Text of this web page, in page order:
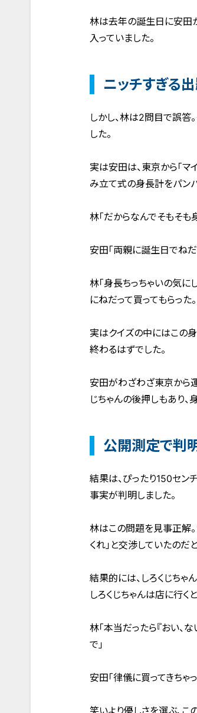
林は去年の誕生日に安田
入っていました。
ニッチすぎる
しかし、林は2問目で誤答
した。
実は安田は、東京から「マ
み立て式の身長計をパン
林「だからなんでそもそも
安田「両親に誕生日でねだ
林「身長ちっちゃいの気に
にねだって買ってもらった
実はクイズの中にはこの
終わるはずでした。
安田がわざわざ東京から
じちゃんの後押しもあり、
公開測定で判
結果は、ぴったり150セン
事実が判明しました。
林はこの問題を見事正解
くれ」と交渉していたのだと
結果的には、しろくじちゃ
しろくじちゃんは店に行く
林「本当だったら『おい、
で」
安田「律儀に買ってきちゃ
笑いより優しさを選ぶ、こ